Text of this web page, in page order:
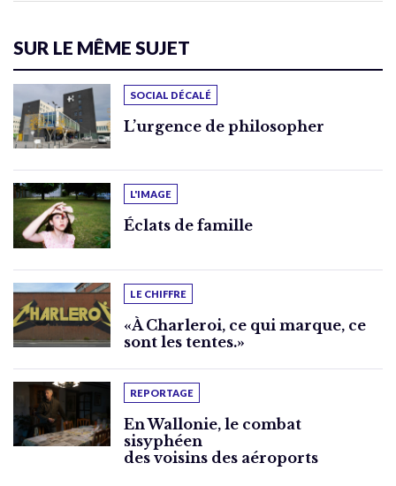
SUR LE MÊME SUJET
SOCIAL DÉCALÉ
L’urgence de philosopher
L'IMAGE
Éclats de famille
LE CHIFFRE
«À Charleroi, ce qui marque, ce
sont les tentes.»
REPORTAGE
En Wallonie, le combat
sisyphéen
des voisins des aéroports